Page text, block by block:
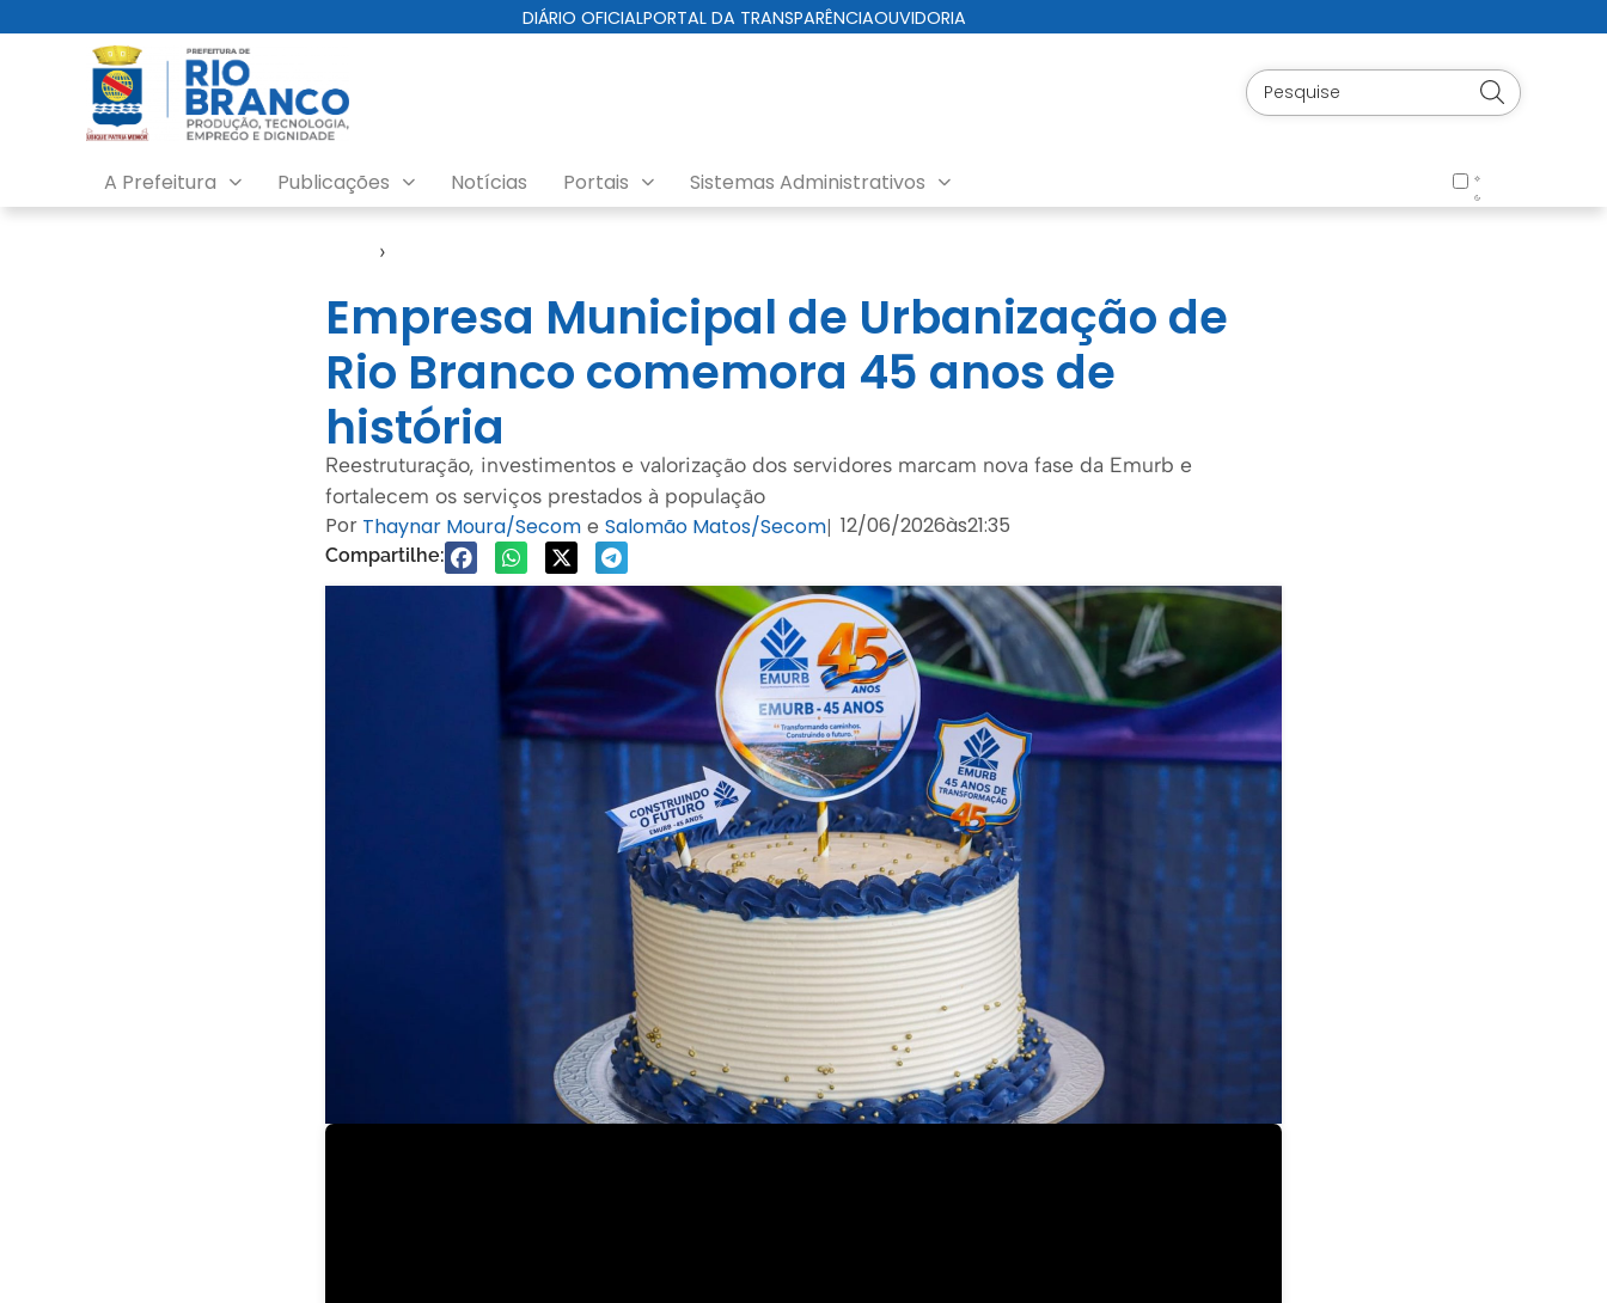
DIÁRIO OFICIALPORTAL DA TRANSPARÊNCIAOUVIDORIA
A Prefeitura Publicações Notícias Portais Sistemas Administrativos
›
Empresa Municipal de Urbanização de
Rio Branco comemora 45 anos de
história
Reestruturação, investimentos e valorização dos servidores marcam nova fase da Emurb e
fortalecem os serviços prestados à população
Por Thaynar Moura/Secom e Salomão Matos/Secom| 12/06/2026às21:35
Compartilhe: